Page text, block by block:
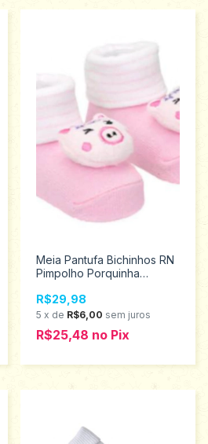
Meia Pantufa Bichinhos RN
Pimpolho Porquinha
R$29,98
5 x de R$6,00 sem juros
R$25,48 no Pix